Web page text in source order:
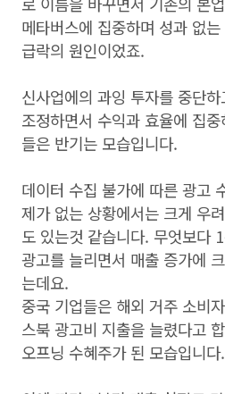
메타버스에 집중하며 성과 없
급락의 원인이었죠.
신사업에의 과잉 투자를 중단
조정하면서 수익과 효율에 집
들은 반기는 모습입니다.
데이터 수집 불가에 따른 광고
제가 없는 상황에서는 크게 우
도 있는것 같습니다. 무엇보다
광고를 늘리면서 매출 증가에
는데요.
중국 기업들은 해외 거주 소비
스북 광고비 지출을 늘렸다고
오프닝 수혜주가 된 모습입니다.